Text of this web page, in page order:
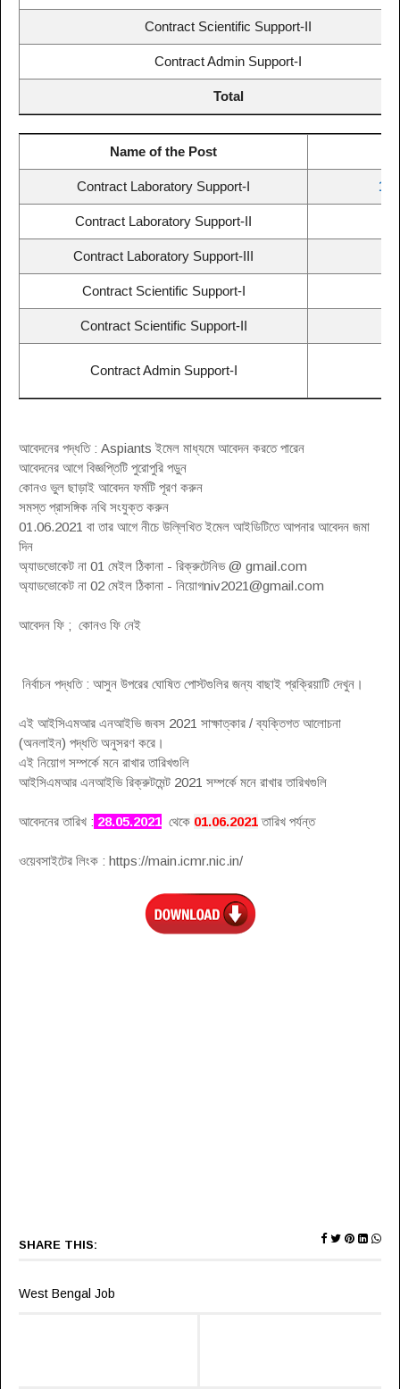
Contract Scientific Support-II
Contract Admin Support-I
Total
Name of the Post
Contract Laboratory Support-I
Contract Laboratory Support-II
Contract Laboratory Support-III
Contract Scientific Support-I
Contract Scientific Support-II
Contract Admin Support-I
আবেদনের পদ্ধতি : Aspiants ইমেল মাধ্যমে আবেদন করতে পারেন
আবেদনের আগে বিজ্ঞপ্তিটি পুরোপুরি পড়ুন
কোনও ভুল ছাড়াই আবেদন ফর্মটি পূরণ করুন
সমস্ত প্রাসঙ্গিক নথি সংযুক্ত করুন
01.06.2021 বা তার আগে নীচে উল্লিখিত ইমেল আইডিটিতে আপনার আবেদন জমা
দিন
অ্যাডভোকেট না 01 মেইল ঠিকানা - রিক্রুটেনিভ @ gmail.com
অ্যাডভোকেট না 02 মেইল ঠিকানা - নিয়োগniv2021@gmail.com
আবেদন ফি ; কোনও ফি নেই
নির্বাচন পদ্ধতি : আসুন উপরের ঘোষিত পোস্টগুলির জন্য বাছাই প্রক্রিয়াটি দেখুন।
এই আইসিএমআর এনআইভি জবস 2021 সাক্ষাত্কার / ব্যক্তিগত আলোচনা
(অনলাইন) পদ্ধতি অনুসরণ করে।
এই নিয়োগ সম্পর্কে মনে রাখার তারিখগুলি
আইসিএমআর এনআইভি রিক্রুটমেন্ট 2021 সম্পর্কে মনে রাখার তারিখগুলি
আবেদনের তারিখ : 28.05.2021 থেকে 01.06.2021তারিখ পর্যন্ত
ওয়েবসাইটের লিংক : https://main.icmr.nic.in/
SHARE THIS:
West Bengal Job